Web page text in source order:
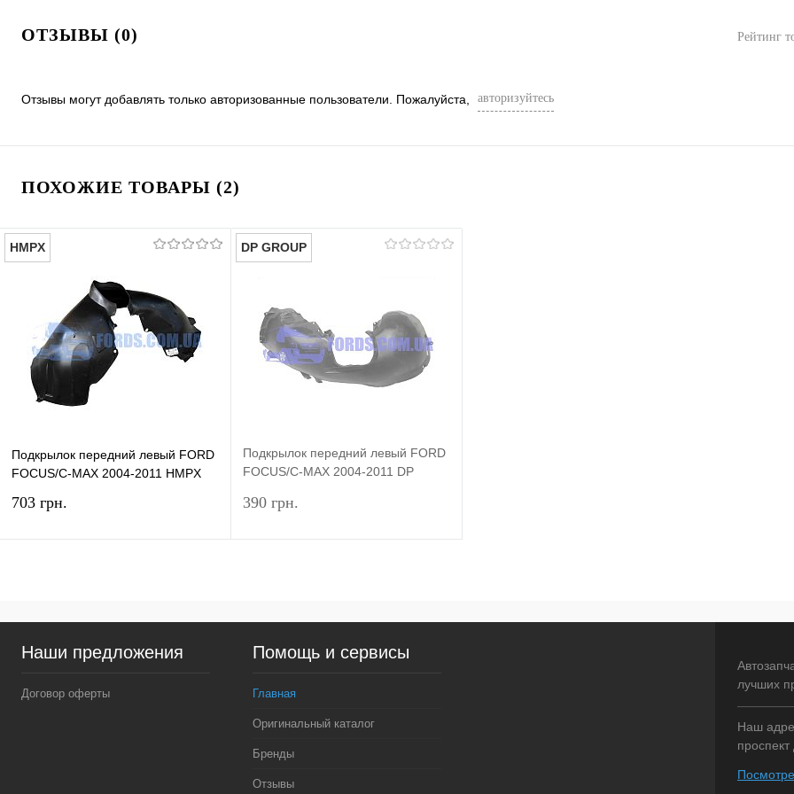
ОТЗЫВЫ (0) Рейтинг
Отзывы могут добавлять только авторизованные пользователи. Пожалуйста, авторизуйтесь
ПОХОЖИЕ ТОВАРЫ (2)
HMPX
Подкрылок передний левый FORD
FOCUS/C-MAX 2004-2011 HMPX
703 грн.
Купить в 1 клик Сравнение
В избранное В наличии
DP GROUP
Подкрылок передний левый FORD
FOCUS/C-MAX 2004-2011 DP
390 грн.
Купить в 1 клик Сравнение
В избранное Недоступно
Наши предложения
Договор оферты
Помощь и сервисы
Главная
Оригинальный каталог
Бренды
Отзывы
лучших
Наш
проспект